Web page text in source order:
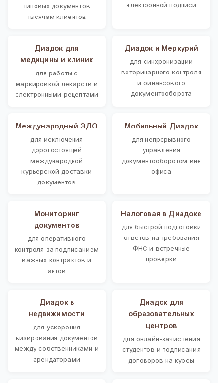
типовых документов
тысячам клиентов
электронной подписи
Диадок для
медицины и клиник
для работы с
маркировкой лекарств и
электронными рецептами
Диадок и Меркурий
для синхронизации
ветеринарного контроля
и финансового
документооборота
Международный ЭДО
для исключения
дорогостоящей
международной
курьерской доставки
документов
Мобильный Диадок
для непрерывного
управления
документооборотом вне
офиса
Мониторинг
документов
для оперативного
контроля за подписанием
важных контрактов и
актов
Налоговая в Диадоке
для быстрой подготовки
ответов на требования
ФНС и встречные
проверки
Диадок в
недвижимости
для ускорения
визирования документов
между собственниками и
арендаторами
Диадок для
образовательных
центров
для онлайн-зачисления
студентов и подписания
договоров на курсы